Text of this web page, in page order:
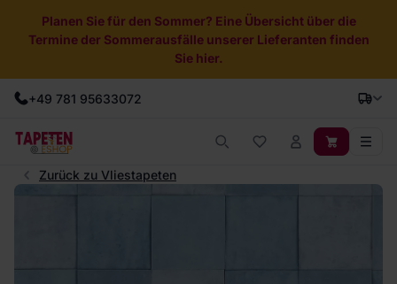
Planen Sie für den Sommer? Eine Übersicht über die
Termine der Sommerausfälle unserer Lieferanten finden
Sie hier.
+49 781 95633072
Zurück zu Vliestapeten